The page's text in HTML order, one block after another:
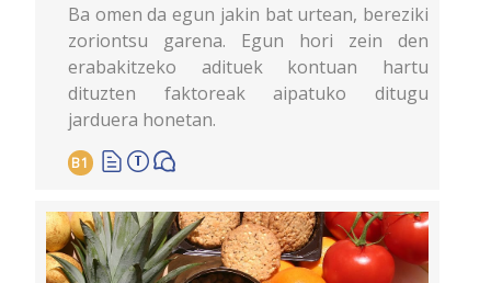
Ba omen da egun jakin bat urtean, bereziki
zoriontsu garena. Egun hori zein den
erabakitzeko adituek kontuan hartu
dituzten faktoreak aipatuko ditugu
jarduera honetan.
B1